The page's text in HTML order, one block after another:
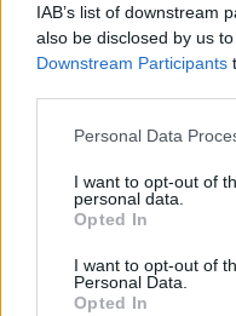
IAB’s list of downstream
also be disclosed by us
Downstream Participants
Personal Data
I want to opt-out of
personal data.
Opted In
I want to opt-out of
Personal Data.
Opted In
Спадането на